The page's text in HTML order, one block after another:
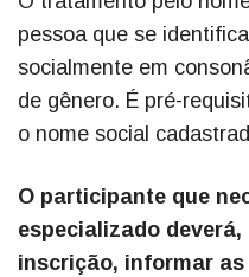
pessoa que se
socialmente em
de gênero. É pré-
o nome social
O participante que
especializado
inscrição, informar